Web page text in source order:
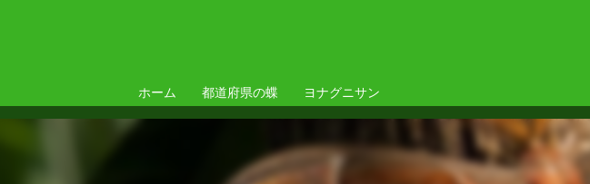
ホーム 都道府県の蝶 ヨナグニサン